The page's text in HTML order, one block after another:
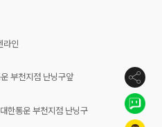
라인
부천지점 난닝구앞
한통운 부천지점 난닝구